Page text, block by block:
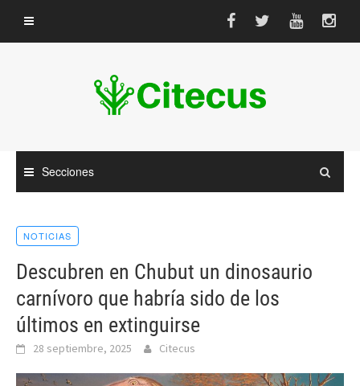
contenido
Secciones
NOTICIAS
Descubren en Chubut un dinosaurio
carnívoro que habría sido de los
últimos en extinguirse
28 septiembre, 2025 Citecus